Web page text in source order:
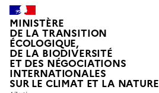
MINISTÈRE
DE LA TRANSITION
ÉCOLOGIQUE,
DE LA BIODIVERSITÉ
ET DES NÉGOCIATIONS
INTERNATIONALES
SUR LE CLIMAT ET LA NATUREL